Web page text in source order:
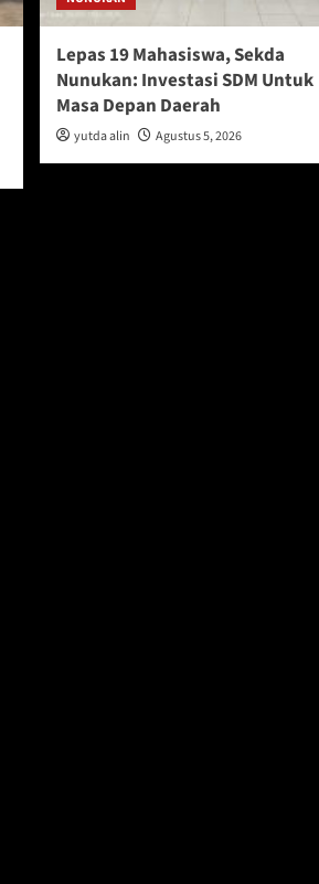
Lepas 19 Mahasiswa, Sekda
Nunukan: Investasi SDM Untuk
Masa Depan Daerah
yutda alin Agustus 5, 2026